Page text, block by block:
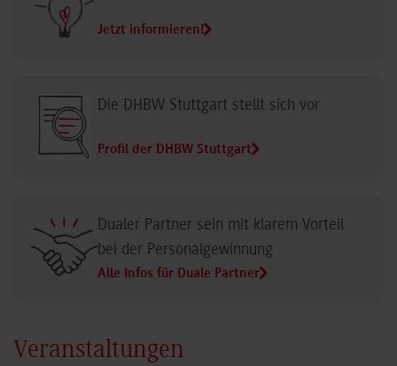
Jetzt informieren!
Die DHBW Stuttgart stellt sich vor
Profil der DHBW Stuttgart
Dualer Partner sein mit klarem Vorteil
bei der Personalgewinnung
Alle Infos für Duale Partner
Veranstaltungen